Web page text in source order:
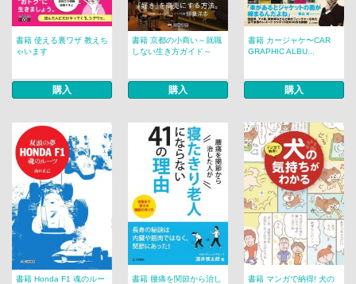
書籍 使える裏ワザ 教えち
ゃいます
購入
書籍 京都の小商い～就職
しない生き方ガイド～
購入
書籍 カージャケ〜CAR
GRAPHIC ALBU...
購入
書籍 Honda F1 魂のルー
書籍 腰痛を関節から治し
書籍 マンガで納得! 犬の